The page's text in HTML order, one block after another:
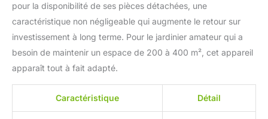
pour la disponibilité de ses pièces détachées, une
caractéristique non négligeable qui augmente le retour sur
investissement à long terme. Pour le jardinier amateur qui a
besoin de maintenir un espace de 200 à 400 m², cet appareil
apparaît tout à fait adapté.
Caractéristique Détail